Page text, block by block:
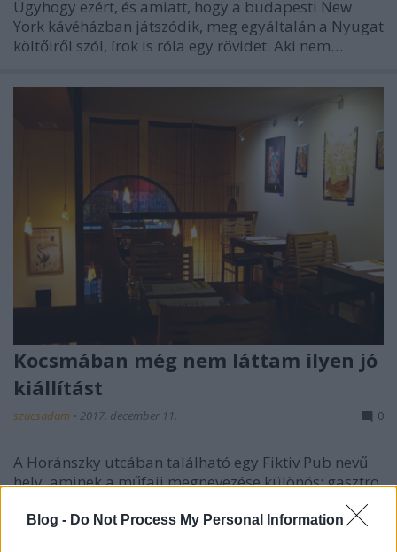
Blog - Do Not Process My Personal Information
Úgyhogy ezért, és amiatt, hogy a budapesti New
York kávéházban játszódik, meg egyáltalán a Nyugat
költőiről szól, írok is róla egy rövidet. Aki nem…
Kocsmában még nem láttam ilyen jó
kiállítást
szucsadam • 2017. december 11. 0
A Horánszky utcában található egy Fiktiv Pub nevű
hely, aminek a műfaji megnevezése különös: gasztro
galéria. Evés, ivás, képek, fordíthatnánk le a híres
népligeti szófordulattal, egy olyan hely, ahol a finom